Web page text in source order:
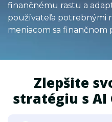
finančnému rastu a
používateľa potrebnými
meniacom sa finančnom
Zlepšite
stratégiu s